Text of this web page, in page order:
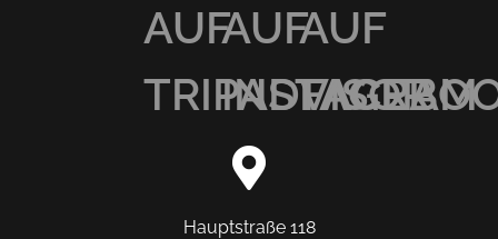
AUF
TRIPADVISOR
AUF
INSTAGRAM
AUF
Hauptstraße 118